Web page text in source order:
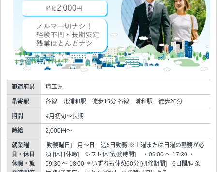
都道府県 埼玉県
最寄駅 各線 北浦和駅 徒歩15分 各線 浦和駅 徒歩20分
期間 9月初旬～長期
時給 2,000円～
就業曜
日・休日
休暇・就
[勤務曜日] 月～日 週5日勤務 ※土曜または日曜の勤務が必
須 [休日休暇] シフト休 [勤務時間] ・09:00 ～ 17:30 ・
09:30 ～ 18:00 ＊いずれも休憩60分 [研修期間] 6日間/同条